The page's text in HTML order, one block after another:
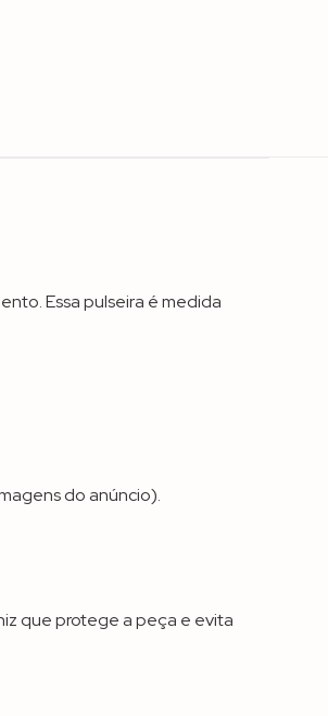
Essa pulseira é medida
do anúncio).
que protege a peça e evita